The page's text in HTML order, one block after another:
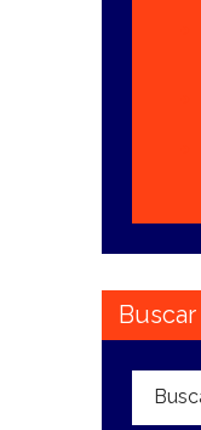
Buscar
Buscar: